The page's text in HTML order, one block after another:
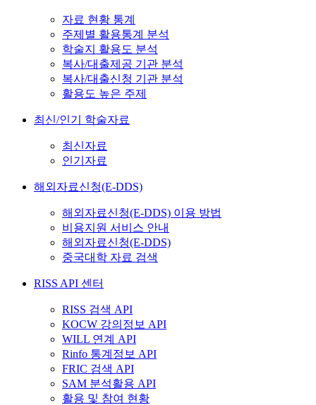
자료 현황 통계
주제별 활용통계 분석
학술지 활용도 분석
복사/대출제공 기관 분석
복사/대출신청 기관 분석
활용도 높은 주제
최신/인기 학술자료
최신자료
인기자료
해외자료신청(E-DDS)
해외자료신청(E-DDS) 이용 방법
비용지원 서비스 안내
해외자료신청(E-DDS)
중국대학 자료 검색
RISS API 센터
RISS 검색 API
KOCW 강의정보 API
WILL 연계 API
Rinfo 통계정보 API
FRIC 검색 API
SAM 분석활용 API
활용 및 참여 현황